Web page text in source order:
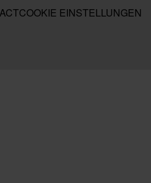
COOKIE EINSTELLUNGEN